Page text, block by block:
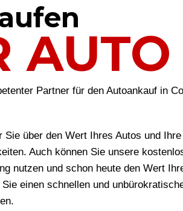
AUTO
Partner für den Autoankauf in
Sie über den Wert Ihres Autos und Ihre
Auch können Sie unsere
nutzen und schon heute den Wert
einen schnellen und